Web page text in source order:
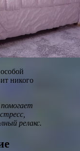
никого
релакс.